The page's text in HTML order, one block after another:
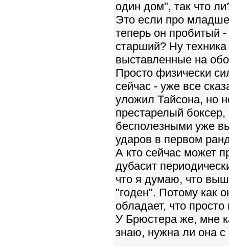
один дом", так что
Это если про
теперь он пробитый
старший? Ну
выставленные на
Просто физически
сейчас - уже все
уложил Тайсона, но
престарелый боксер,
бесполезными уже
ударов в первом
А кто сейчас может
дубасит
что я думаю, что
"годен". Потому как
обладает, что просто
У Брюстера же, мне
знаю, нужна ли она с